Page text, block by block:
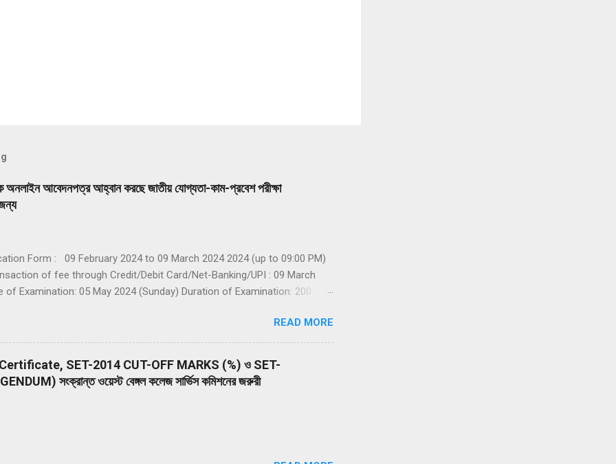
অনলাইন আবেদনপত্র আহ্বান করছে জাতীয় যোগ্যতা-কাম-প্রবেশ পরীক্ষা
Form : 09 February 2024 to 09 March 2024 2024 (up to 09:00 PM)
of fee through Credit/Debit Card/Net-Banking/UPI : 09 March
Examination: 05 May 2024 (Sunday) Duration of Examination: 200
NEET Declaration of Result on the NTA website: 14 June 2024
of 200 multiple-choice questions (four options with a single correct
and Biology (Botany & Zoology). 50 questions in each subject will
and B). The duration of the Examination will be 200 minutes (03 hours
05:20 PM (IST). Drawing from the NEP 2020, the NEET (UG) – 2024 will
i.e. Assamese, Bengali, English, Gujarati, Hi...
READ MORE
SET-2014 CUT-OFF MARKS (%) ও SET-
সংক্রান্ত ওয়েস্ট বেঙ্গল কলেজ সার্ভিস কমিশনের জরুরী